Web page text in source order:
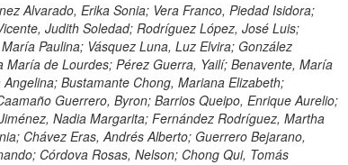
Alvarado, Erika Sonia; Vera Franco, Piedad Isidora;
Judith Soledad; Rodríguez López, José Luis;
Paulina; Vásquez Luna, Luz Elvira; González
María de Lourdes; Pérez Guerra, Yailí; Benavente, María
Bustamante Chong, Mariana Elizabeth;
Guerrero, Byron; Barrios Queipo, Enrique Aurelio;
Nadia Margarita; Fernández Rodríguez, Martha
Chávez Eras, Andrés Alberto; Guerrero Bejarano,
Córdova Rosas, Nelson; Chong Qui, Tomás